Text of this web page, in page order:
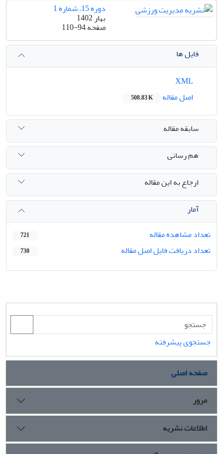
دوره 15، شماره 1
بهار 1402
صفحه110-94
فایل ها
اصل مقاله
508.83 K
سابقه مقاله
هم رسانی
ارجاع به این مقاله
آمار
تعداد مشاهده مقاله
721
تعداد دریافت فایل اصل مقاله 730
جستجوی پیشرفته
صفحه اصلی
مرور
اطلاعات نشریه